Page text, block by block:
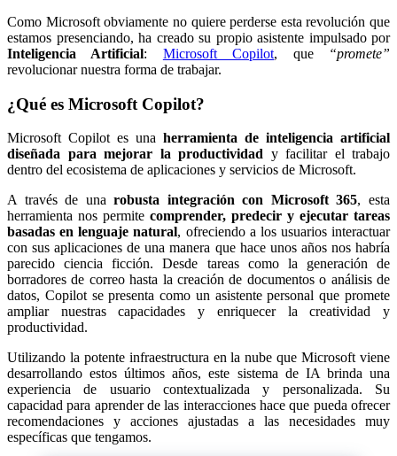
Como Microsoft obviamente no quiere perderse esta revolución que
estamos presenciando, ha creado su propio asistente impulsado por
Inteligencia Artificial: Microsoft Copilot, que
“promete”
revolucionar nuestra forma de trabajar.
¿Qué es Microsoft Copilot?
Microsoft Copilot es una herramienta de inteligencia artificial
diseñada para mejorar la productividad y facilitar el trabajo
dentro del ecosistema de aplicaciones y servicios de Microsoft.
A través de unarobusta integración con Microsoft 365, esta
herramienta nos permite comprender, predecir y ejecutar tareas
basadas en lenguaje natural, ofreciendo a los usuarios interactuar
con sus aplicaciones de una manera que hace unos años nos habría
parecido ciencia ficción. Desde tareas como la generación de
borradores de correo hasta la creación de documentos o análisis de
datos, Copilot se presenta como un asistente personal que promete
ampliar nuestras capacidades y enriquecer la creatividad y
productividad.
Utilizando la potente infraestructura en la nube que Microsoft viene
desarrollando estos últimos años, este sistema de IA brinda una
experiencia de usuario contextualizada y personalizada. Su
capacidad para aprender de las interacciones hace que pueda ofrecer
recomendaciones y acciones ajustadas a las necesidades muy
específicas que tengamos.